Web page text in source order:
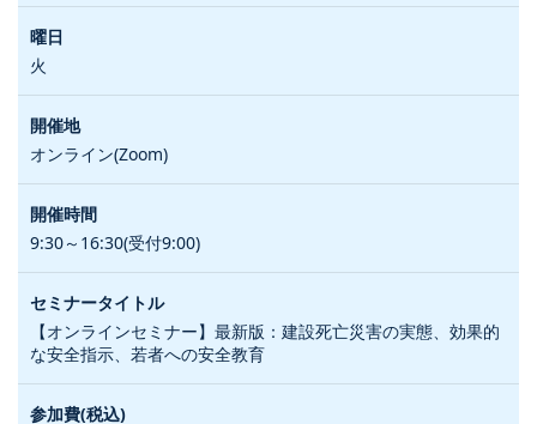
火
オンライン(Zoom)
9:30～16:30(受付9:00)
【オンラインセミナー】最新版：建設死亡災害の実態、効果的
な安全指示、若者への安全教育